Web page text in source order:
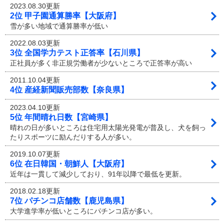
2023.08.30更新
2位 甲子園通算勝率【大阪府】
雪が多い地域で通算勝率が低い
2022.08.03更新
3位 全国学力テスト正答率【石川県】
正社員が多く非正規労働者が少ないところで正答率が高い
2011.10.04更新
4位 産経新聞販売部数【奈良県】
2023.04.10更新
5位 年間晴れ日数【宮崎県】
晴れの日が多いところは住宅用太陽光発電が普及し、犬を飼っ
たりスポーツに励んだりする人が多い。
2019.10.07更新
6位 在日韓国・朝鮮人【大阪府】
近年は一貫して減少しており、91年以降で最低を更新。
2018.02.18更新
7位 パチンコ店舗数【鹿児島県】
大学進学率が低いところにパチンコ店が多い。